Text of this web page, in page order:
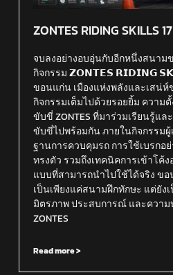
ZONTES RIDING SKILLS
จบลงอย่างอบอุ่นกับอีกหนึ่งสนามข
กิจกรรม 𝗭𝗢𝗡𝗧𝗘𝗦 𝗥𝗜𝗗𝗜𝗡𝗚
ขอนแก่น เมืองแห่งพลังและเสน่
กิจกรรมเต็มไปด้วยรอยยิ้ม ความ
ขับขี่ ZONTES ที่มาร่วมเรียนรู้แ
ขับขี่ไปพร้อมกัน ภายในกิจกรรม
ฐานการควบคุมรถ การใช้เบรกอ
ทรงตัว รวมถึงเทคนิคการเข้าโค้
แบบที่สามารถนำไปใช้ได้จริง ข
เป็นเพียงแค่สนามฝึกทักษะ แต่ยัง
มิตรภาพ ประสบการณ์ และความ
ZONTES
Read more >